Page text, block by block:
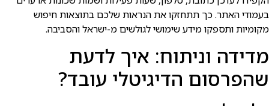
בעמודי האתר. כך תתחזקו את הנראות שלכם בתוצאות חיפוש
מקומיות ותספקו מידע שימושי לגולשים מ-ישראל והסביבה.
מדידה וניתוח: איך לדעת
שהפרסום הדיגיטלי עובד?